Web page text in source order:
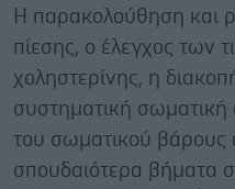
Η παρακολούθηση και
πίεσης, ο έλεγχος των
χοληστερίνης, η
συστηματική
του σωματικού βάρους
σπουδαιότερα βήματα